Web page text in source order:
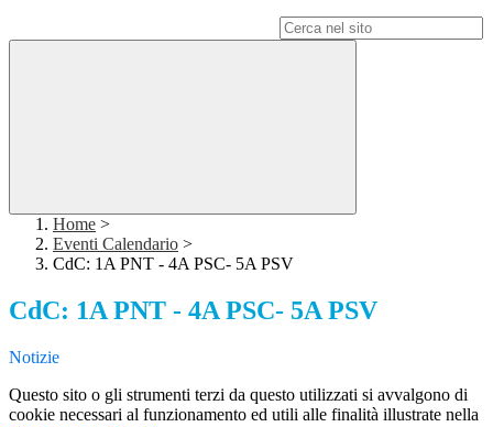
Home >
Eventi Calendario >
CdC: 1A PNT - 4A PSC- 5A PSV
CdC: 1A PNT - 4A PSC- 5A PSV
Notizie
Questo sito o gli strumenti terzi da questo utilizzati si avvalgono di
cookie necessari al funzionamento ed utili alle finalità illustrate nella